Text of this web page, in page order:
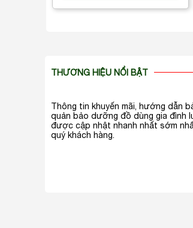
THƯƠNG HIỆU NỔI BẬT
Thông tin khuyến mãi, hướng dẫn
quản bảo dưỡng đồ dùng gia đình
được cập nhật nhanh nhất sớm
quý khách hàng.